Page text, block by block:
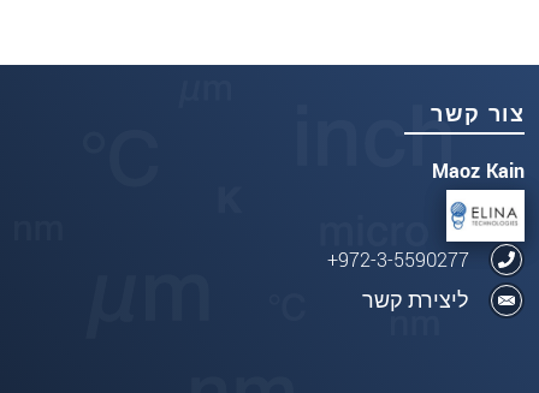
צור קשר
Maoz Kain
972-3-5590277+
ליצירת קשר